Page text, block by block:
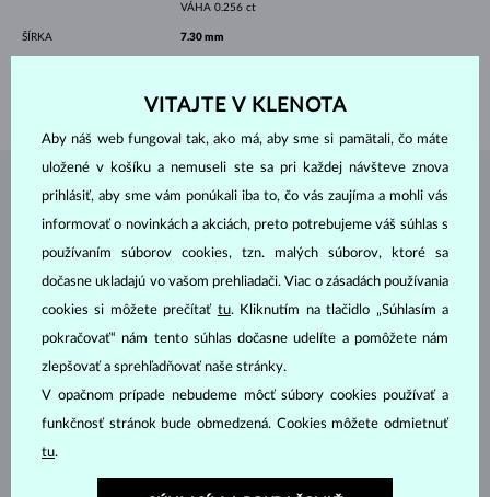
VÁHA 0.256 ct
ŠÍRKA 7.30 mm
2.30 g
ŠPERKY ZATELIÉRU KLENOTA
VITAJTE V KLENOTA
Aby náš web fungoval tak, ako má, aby sme si pamätali, čo máte
uložené v košíku a nemuseli ste sa pri každej návšteve znova
prihlásiť, aby sme vám ponúkali iba to, čo vás zaujíma a mohli vás
informovať o novinkách a akciách, preto potrebujeme váš súhlas s
používaním súborov cookies, tzn. malých súborov, ktoré sa
dočasne ukladajú vo vašom prehliadači. Viac o zásadách používania
cookies si môžete prečítať tu. Kliknutím na tlačidlo „Súhlasím a
pokračovať“ nám tento súhlas dočasne udelíte a pomôžete nám
zlepšovať a sprehľadňovať naše stránky.
V opačnom prípade nebudeme môcť súbory cookies používať a
funkčnosť stránok bude obmedzená. Cookies môžete odmietnuť
tu.